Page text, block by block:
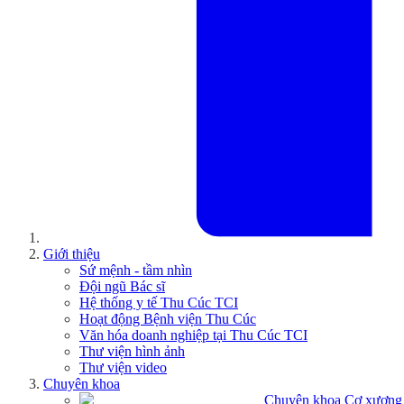
Giới thiệu
Sứ mệnh - tầm nhìn
Đội ngũ Bác sĩ
Hệ thống y tế Thu Cúc TCI
Hoạt động Bệnh viện Thu Cúc
Văn hóa doanh nghiệp tại Thu Cúc TCI
Thư viện hình ảnh
Thư viện video
Chuyên khoa
Chuyên khoa Cơ